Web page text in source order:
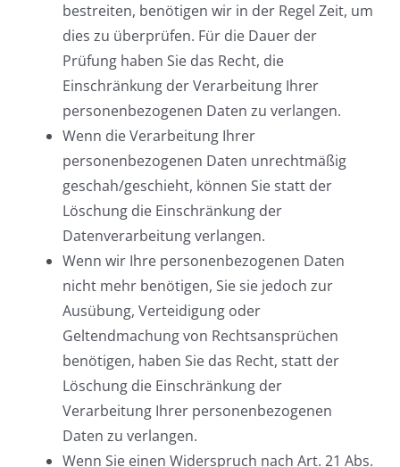
bestreiten, benötigen wir in der Regel Zeit, um
dies zu überprüfen. Für die Dauer der
Prüfung haben Sie das Recht, die
Einschränkung der Verarbeitung Ihrer
personenbezogenen Daten zu verlangen.
Wenn die Verarbeitung Ihrer
personenbezogenen Daten unrechtmäßig
geschah/geschieht, können Sie statt der
Löschung die Einschränkung der
Datenverarbeitung verlangen.
Wenn wir Ihre personenbezogenen Daten
nicht mehr benötigen, Sie sie jedoch zur
Ausübung, Verteidigung oder
Geltendmachung von Rechtsansprüchen
benötigen, haben Sie das Recht, statt der
Löschung die Einschränkung der
Verarbeitung Ihrer personenbezogenen
Daten zu verlangen.
Wenn Sie einen Widerspruch nach Art. 21 Abs.